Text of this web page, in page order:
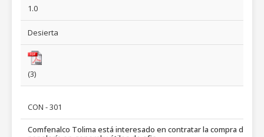
1.0
Desierta
(3)
CON - 301
Comfenalco Tolima está interesado en contratar la compra de